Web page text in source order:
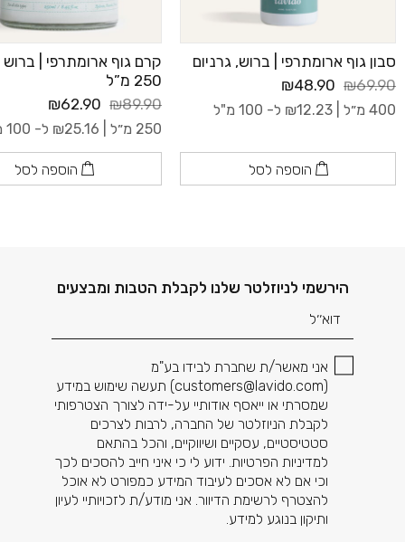
סבון גוף ארומתרפי | ברוש, גרניום
₪69.90
₪48.90
400 מ״ל | ₪12.23 ל- 100 מ"ל
הוספה לסל
קרם גוף ארומתרפי | ברוש
250 מ”ל
₪89.90
₪62.90
250 מ״ל | ₪25.16 ל- 100 מ"ל
הוספה לסל
הירשמי לניוזלטר שלנו לקבלת הטבות ומבצעים
דוא׳׳ל
אני מאשר/ת שחברת לבידו בע"מ
(
customers@lavido.com) תעשה שימוש במידע
שמסרתי או ייאסף אודותיי על-ידה לצורך הצטרפותי
לקבלת הניוזלטר של החברה, לרבות לצרכים
סטטיסטיים, עסקיים ושיווקיים, והכל בהתאם
למדיניות הפרטיות. ידוע לי כי איני חייב להסכים לכך
וכי אם לא אסכים לעיבוד המידע כמפורט לא אוכל
להצטרף לרשימת הדיוור. אני מודע/ת לזכויותיי לעיון
ותיקון בנוגע למידע.